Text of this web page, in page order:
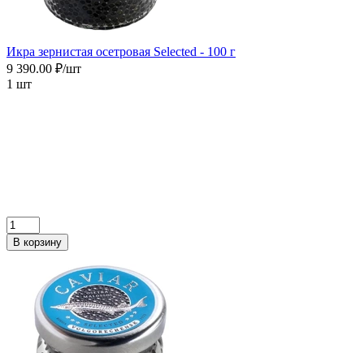
Икра зернистая осетровая Selected - 100 г
9 390.00 ₽/шт
1 шт
В корзину